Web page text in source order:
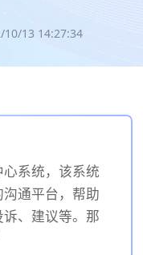
10/13 14:27:34
系统，该系统
通平台，帮助
、建议等。那